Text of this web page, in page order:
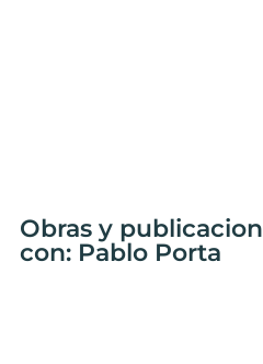
Obras y
con: Pablo Porta